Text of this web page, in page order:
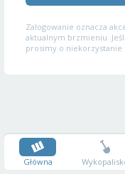
Zalogowanie oznacza
aktualnym brzmieniu.
prosimy o niekorzystanie
Główna